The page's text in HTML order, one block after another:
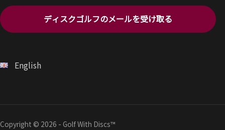
ディスクゴルフのメールを受け取る
English
Copyright © 2026 - Golf With Discs™